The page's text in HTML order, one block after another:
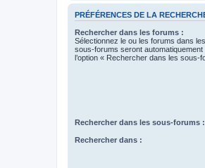
PRÉFÉRENCES DE LA
Rechercher dans les forums :
Sélectionnez le ou les forums dans
sous-forums seront
l’option « Rechercher dans les sous-
Rechercher dans les sous-forums :
Rechercher dans :